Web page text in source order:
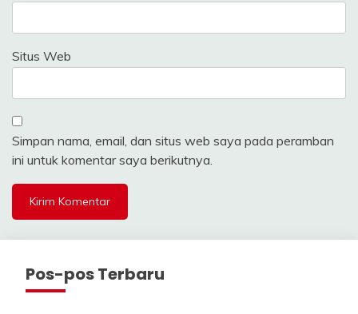
Situs Web
Simpan nama, email, dan situs web saya pada peramban
ini untuk komentar saya berikutnya.
Pos-pos Terbaru